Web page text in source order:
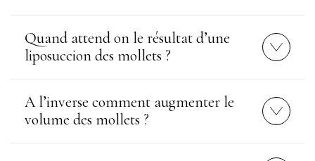
Quand attend on le résultat d’une
liposuccion des mollets ?
A l’inverse comment augmenter le
volume des mollets ?